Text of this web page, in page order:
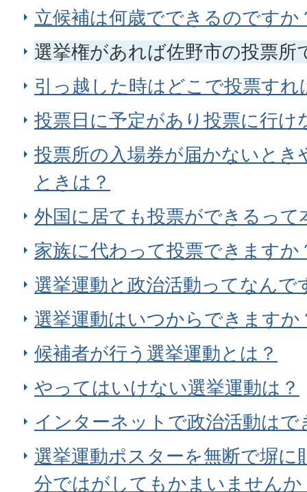
立候補は何歳でできるのですか
選挙権があれば佐野市の投票所
引っ越した時はどこで投票す
投票日に予定があり投票に行け
投票所の入場券が届かないと
ときは？
外国に居ても投票ができるって
家族に代わって投票できますか
選挙運動と政治活動ってなんで
選挙運動はいつからできますか
候補者が行う選挙運動とは？
やってはいけない選挙運動は？
インターネットで政治活動はで
選挙運動ポスターを無断で塀
分ではがしてもかまいませんか